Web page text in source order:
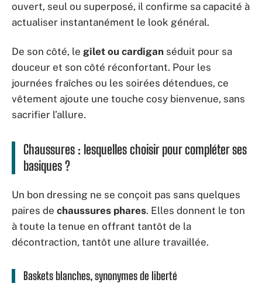
ouvert, seul ou superposé, il confirme sa capacité à
actualiser instantanément le look général.
De son côté, le gilet ou cardigan séduit pour sa
douceur et son côté réconfortant. Pour les
journées fraîches ou les soirées détendues, ce
vêtement ajoute une touche cosy bienvenue, sans
sacrifier l’allure.
Chaussures : lesquelles choisir pour compléter ses
basiques ?
Un bon dressing ne se conçoit pas sans quelques
paires de chaussures phares. Elles donnent le ton
à toute la tenue en offrant tantôt de la
décontraction, tantôt une allure travaillée.
Baskets blanches, synonymes de liberté